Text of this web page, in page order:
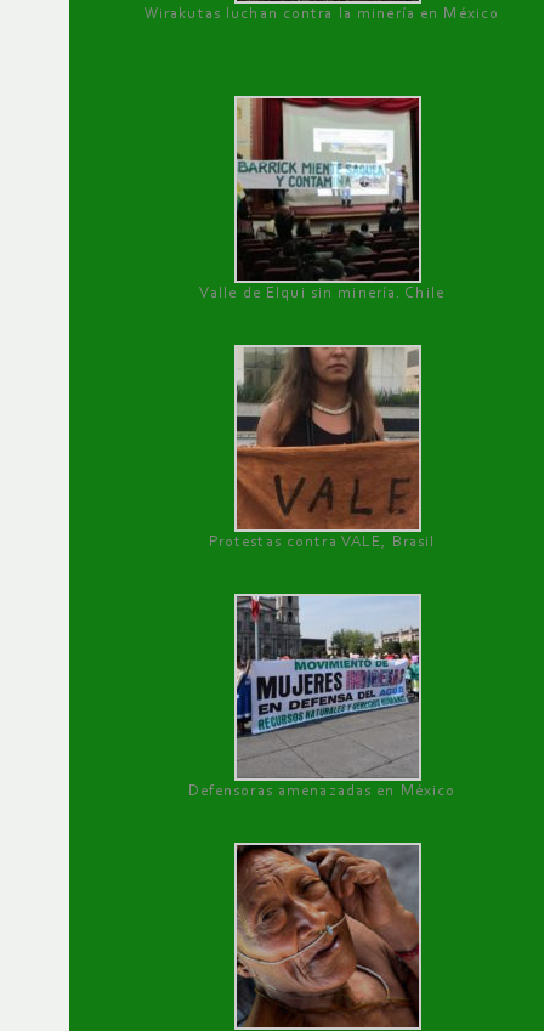
Wirakutas luchan contra la minería en México
Valle de Elqui sin minería. Chile
Protestas contra VALE, Brasil
Defensoras amenazadas en México